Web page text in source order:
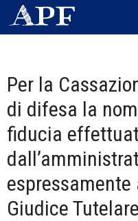
Per la
di difesa la
fiducia
Giudice Tutelare